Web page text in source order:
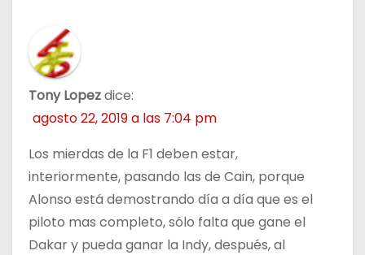
s
Tony Lopezdice:
agosto 22, 2019 a las 7:04 pm
Los mierdas de la F1 deben estar,
interiormente, pasando las de Cain, porque
Alonso está demostrando día a día que es el
piloto mas completo, sólo falta que gane el
Dakar y pueda ganar la Indy, después, al